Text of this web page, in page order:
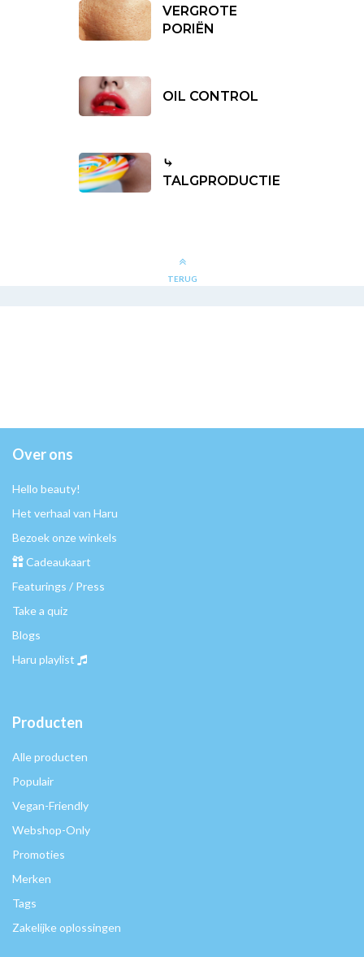
VERGROTE
PORIËN
OIL CONTROL
⤷
TALGPRODUCTIE
TERUG
Over ons
Hello beauty!
Het verhaal van Haru
Bezoek onze winkels
Cadeaukaart
Featurings / Press
Take a quiz
Blogs
Haru playlist
Producten
Alle producten
Populair
Vegan-Friendly
Webshop-Only
Promoties
Merken
Tags
Zakelijke oplossingen